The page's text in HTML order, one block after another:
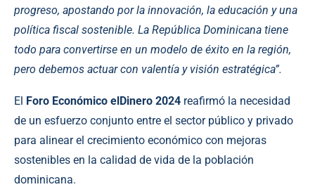
progreso, apostando por la innovación, la educación y una
política fiscal sostenible. La República Dominicana tiene
todo para convertirse en un modelo de éxito en la región,
pero debemos actuar con valentía y visión estratégica”.
El Foro Económico elDinero 2024 reafirmó la necesidad
de un esfuerzo conjunto entre el sector público y privado
para alinear el crecimiento económico con mejoras
sostenibles en la calidad de vida de la población
dominicana.